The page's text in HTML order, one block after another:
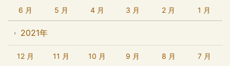
6 月 5 月 4 月 3 月 2 月 1 月
2021年
12 月 11 月 10 月 9 月 8 月 7 月